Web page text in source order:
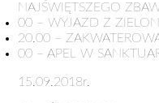
NAJŚWIĘTSZEGO
00 – WYJAZD Z
20.00 –
00 – APEL W
15.09.2018r.